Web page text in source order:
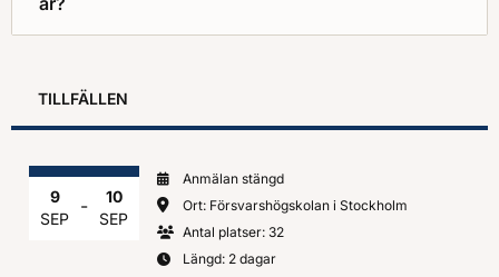
TILLFÄLLEN
9
SEP
-
10
SEP
Anmälan stängd
Ort: Försvarshögskolan i Stockholm
Antal platser: 32
Längd: 2 dagar